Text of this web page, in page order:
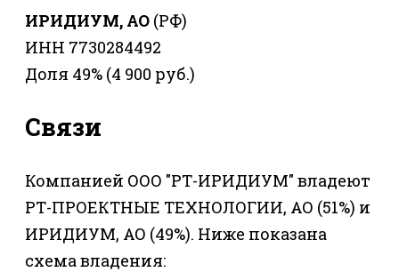
ИРИДИУМ, АО (РФ)
ИНН 7730284492
Доля 49% (4 900 руб.)
Связи
Компанией ООО "РТ-ИРИДИУМ" владеют
РТ-ПРОЕКТНЫЕ ТЕХНОЛОГИИ, АО (51%) и
ИРИДИУМ, АО (49%). Ниже показана
схема владения: